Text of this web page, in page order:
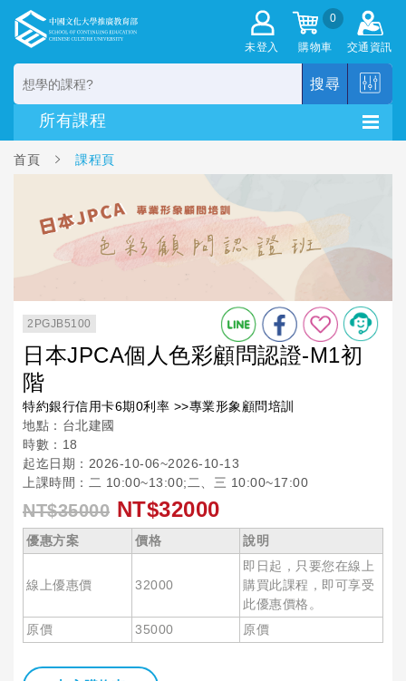
未登入
0
購物車 交通資訊
搜尋
首頁 課程頁
2PGJB5100
日本JPCA個人色彩顧問認證-M1初
階
特約銀行信用卡6期0利率 >>專業形象顧問培訓
地點：台北建國
時數：18
起迄日期：2026-10-06~2026-10-13
上課時間：二 10:00~13:00;二、三 10:00~17:00
NT$35000 NT$32000
優惠方案 價格 說明
線上優惠價 32000
即日起，只要您在線上
購買此課程，即可享受
此優惠價格。
原價
35000 原價